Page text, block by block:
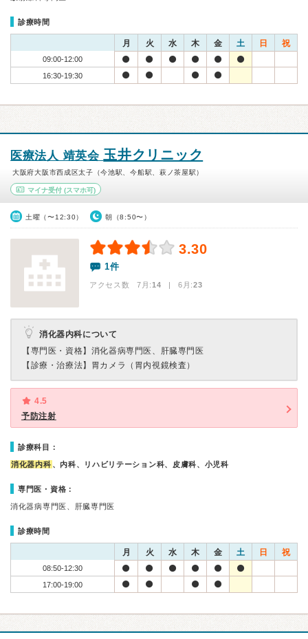
診療時間
月 火 水 木 金 土 日 祝
09:00-12:00
16:30-19:30
医療法人 靖英会玉井クリニック
大阪府大阪市西成区太子（今池駅、今船駅、萩ノ茶屋駅）
マイナ受付 (スマホ可)
土曜（〜12:30） 朝（8:50〜）
3.30
1件
アクセス数 7月:14 | 6月:23
消化器内科について
【専門医・資格】 消化器病専門医、肝臓専門医
【診療・治療法】 胃カメラ（胃内視鏡検査）
4.5
予防注射
診療科目：
消化器内科 、内科、リハビリテーション科、皮膚科、小児科
専門医・資格：
消化器病専門医、肝臓専門医
診療時間
月 火 水 木 金 土 日 祝
08:50-12:30
17:00-19:00